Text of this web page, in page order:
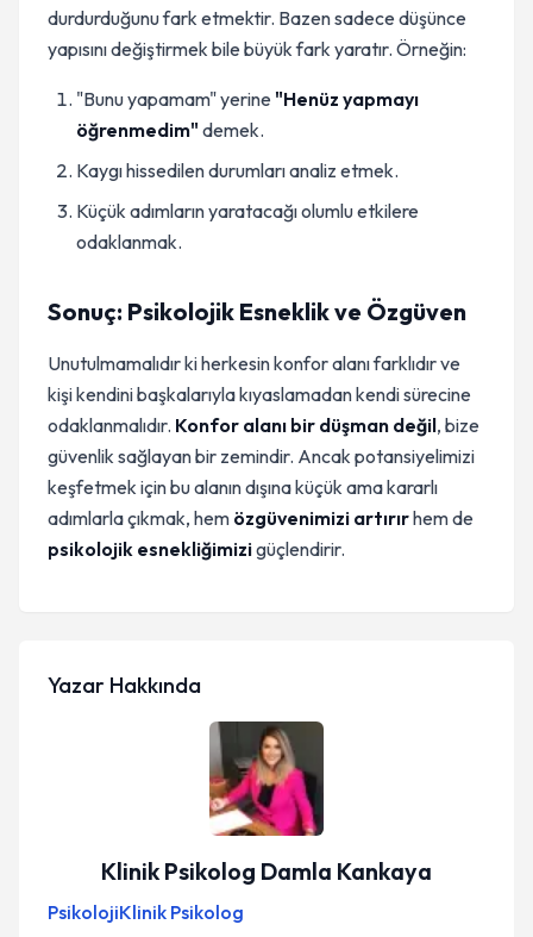
durdurduğunu fark etmektir. Bazen sadece düşünce
yapısını değiştirmek bile büyük fark yaratır. Örneğin:
"Bunu yapamam" yerine "Henüz yapmayı
öğrenmedim"demek.
Kaygı hissedilen durumları analiz etmek.
Küçük adımların yaratacağı olumlu etkilere
odaklanmak.
Sonuç: Psikolojik Esneklik ve Özgüven
Unutulmamalıdır ki herkesin konfor alanı farklıdır ve
kişi kendini başkalarıyla kıyaslamadan kendi sürecine
odaklanmalıdır. Konfor alanı bir düşman değil, bize
güvenlik sağlayan bir zemindir. Ancak potansiyelimizi
keşfetmek için bu alanın dışına küçük ama kararlı
adımlarla çıkmak, hem özgüvenimizi artırırhem de
psikolojik esnekliğimizigüçlendirir.
Yazar Hakkında
Klinik Psikolog Damla Kankaya
PsikolojiKlinik Psikolog